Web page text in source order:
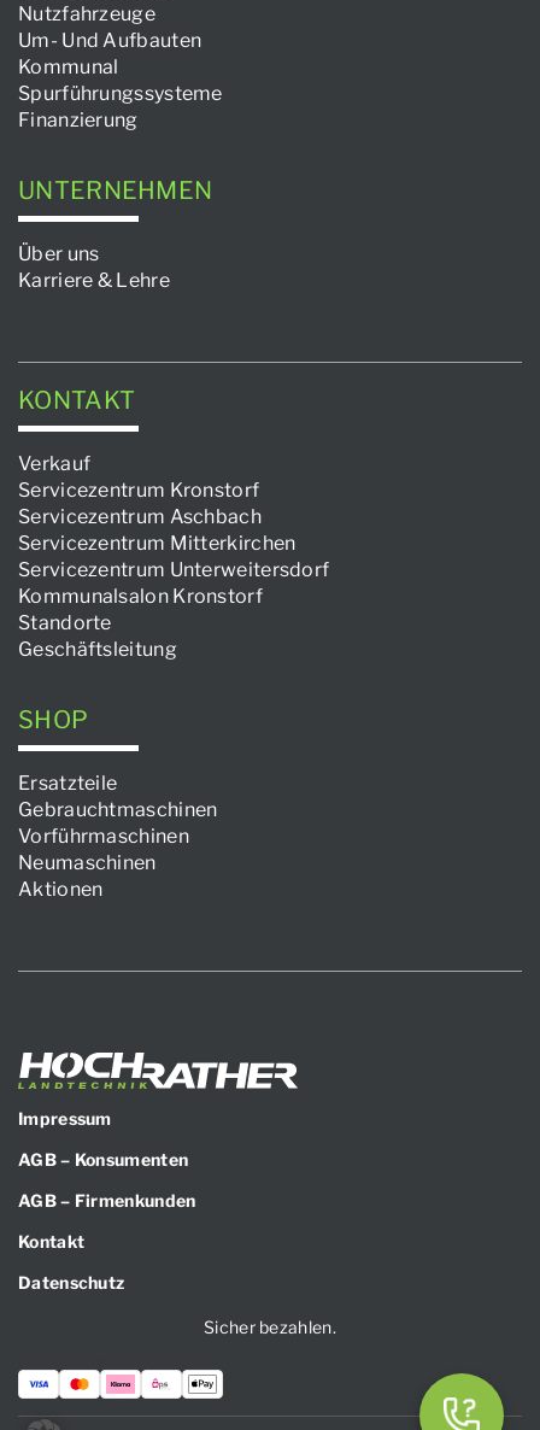
Nutzfahrzeuge
Um- Und Aufbauten
Kommunal
Spurführungssysteme
Finanzierung
UNTERNEHMEN
Über uns
Karriere & Lehre
KONTAKT
Verkauf
Servicezentrum Kronstorf
Servicezentrum Aschbach
Servicezentrum Mitterkirchen
Servicezentrum Unterweitersdorf
Kommunalsalon Kronstorf
Standorte
Geschäftsleitung
SHOP
Ersatzteile
Gebrauchtmaschinen
Vorführmaschinen
Neumaschinen
Aktionen
Impressum
AGB – Konsumenten
AGB – Firmenkunden
Kontakt
Datenschutz
Sicher bezahlen.